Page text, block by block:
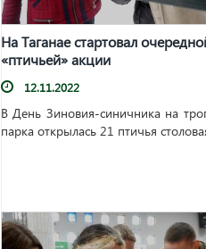
На Таганае стартовал
«птичьей» акции
12.11.2022
В День Зиновия-синичника на
парка открылась 21 птичья